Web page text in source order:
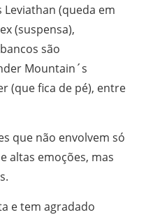
(queda em
(suspensa),
são
Mountain´s
(que fica de pé), entre
que não envolvem só
altas emoções, mas
e tem agradado